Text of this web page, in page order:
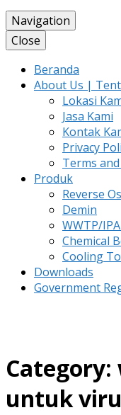
Navigation
Close
Beranda
About Us |
Lokasi
Jasa Kami
Kontak
Privacy
Terms
Produk
Reverse
Demin
WWTP/
Chemical
Cooling
Downloads
Government
Category:
untuk